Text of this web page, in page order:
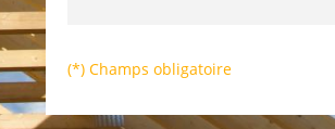
(*) Champs obligatoire